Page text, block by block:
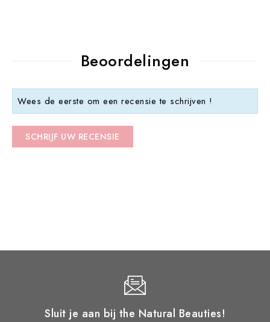
Beoordelingen
Wees de eerste om een recensie te schrijven !
SCHRIJF UW RECENSIE
Sluit je aan bij the Natural Beauties!